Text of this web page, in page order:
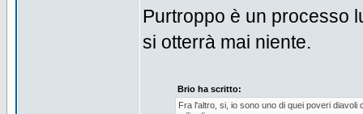
Purtroppo è un processo
si otterrà mai niente.
Brio ha scritto:
Fra l'altro, si, io sono uno di quei poveri